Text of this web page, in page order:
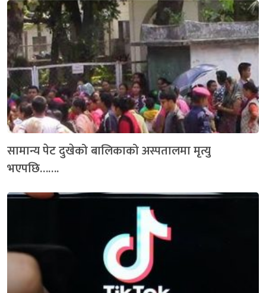
सामान्य पेट दुखेको बालिकाको अस्पतालमा मृत्यु
भएपछि…….